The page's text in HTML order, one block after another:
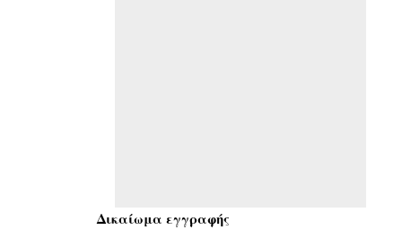
Δικαίωμα εγγραφής